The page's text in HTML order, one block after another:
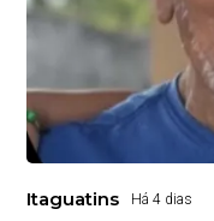
Itaguatins Há 4 dias